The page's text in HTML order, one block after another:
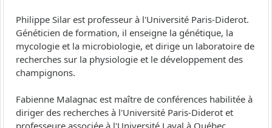
Philippe Silar est professeur à l'Université Paris-Diderot.
Généticien de formation, il enseigne la génétique, la
mycologie et la microbiologie, et dirige un laboratoire de
recherches sur la physiologie et le développement des
champignons.
Fabienne Malagnac est maître de conférences habilitée à
diriger des recherches à l'Université Paris-Diderot et